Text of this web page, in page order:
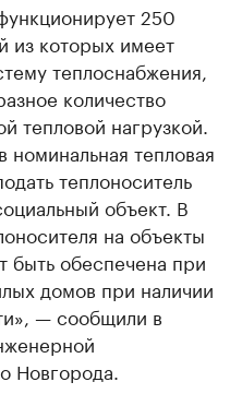
250
из которых имеет
теплоснабжения,
количество
тепловой нагрузкой.
номинальная тепловая
теплоноситель
объект. В
на объекты
обеспечена при
домов при наличии
— сообщили в
Новгорода.